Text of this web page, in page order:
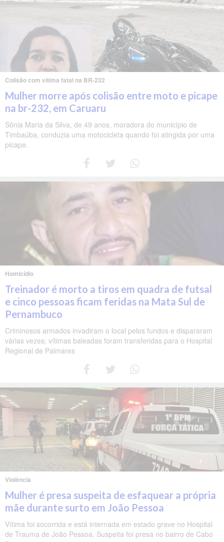
Colisão com vítima fatal na BR-232
Mulher morre após colisão entre moto e picape
na br-232, em Caruaru
Sônia Maria da Silva, de 49 anos, moradora do município de
Timbaúba, conduzia uma motocicleta quando foi atingida por uma
picape.
Homicídio
Treinador é morto a tiros em quadra de futsal
e cinco pessoas ficam feridas na Mata Sul de
Pernambuco
Criminosos armados invadiram o local pelos fundos e dispararam
várias vezes; vítimas baleadas foram transferidas para o Hospital
Regional de Palmares
Violência
Mulher é presa suspeita de esfaquear a própria
mãe durante surto em João Pessoa
Vítima foi socorrida e está internada em estado grave no Hospital
de Trauma de João Pessoa. Suspeita foi presa no bairro de Cabo